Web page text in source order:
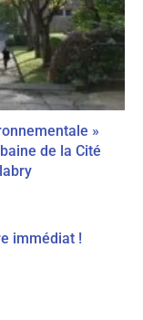
»
de la Cité
immédiat !